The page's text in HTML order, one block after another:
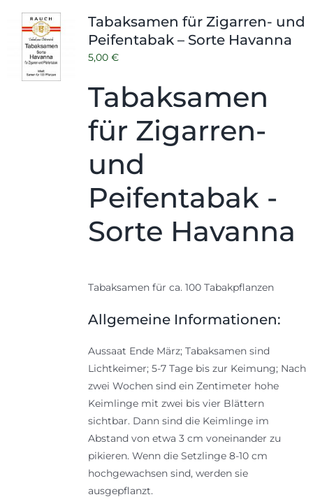
Kontakt
Tabak
Zubehör
Tabaksamen für Zigarren- und
Peifentabak – Sorte Havanna
5,00 €
Tabaksamen
für Zigarren-
und
Peifentabak -
Sorte Havanna
Tabaksamen für ca. 100 Tabakpflanzen
Allgemeine Informationen:
Aussaat Ende März; Tabaksamen sind
Lichtkeimer; 5-7 Tage bis zur Keimung; Nach
zwei Wochen sind ein Zentimeter hohe
Keimlinge mit zwei bis vier Blättern
sichtbar. Dann sind die Keimlinge im
Abstand von etwa 3 cm voneinander zu
pikieren. Wenn die Setzlinge 8-10 cm
hochgewachsen sind, werden sie
ausgepflanzt.